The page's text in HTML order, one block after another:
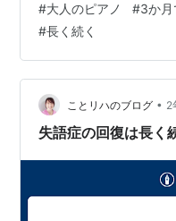
ノ』という番組を目に
のですけれど、引き込
の初心者である生徒さ
ももう一度ピアノを弾
から中学校卒業までピ
中学生になってからは
#大人のピアノ #3か月
#長く続く
ことリハのブログ • 2
失語症の回復は長く